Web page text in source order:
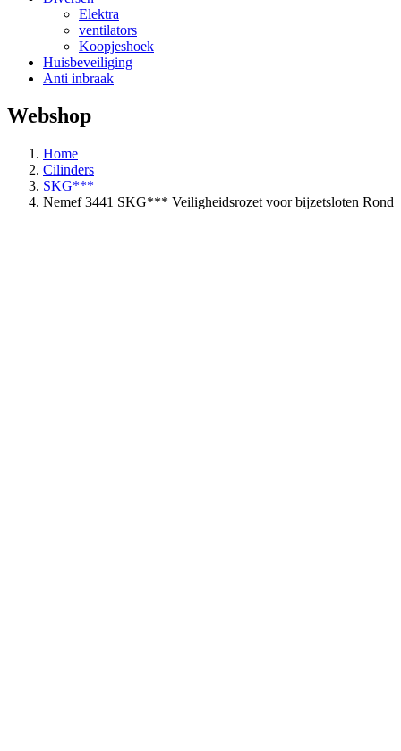
Elektra
ventilators
Koopjeshoek
Huisbeveiliging
Anti inbraak
Webshop
Home
Cilinders
SKG***
Nemef 3441 SKG*** Veiligheidsrozet voor bijzetsloten Rond